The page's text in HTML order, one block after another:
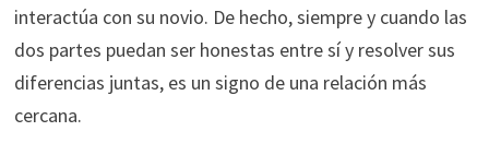
interactúa con su novio. De hecho, siempre y cuando las
dos partes puedan ser honestas entre sí y resolver sus
diferencias juntas, es un signo de una relación más
cercana.